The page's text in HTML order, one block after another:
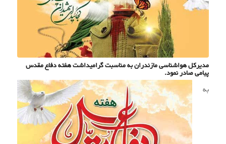
مدیرکل هواشناسی مازندران به مناسبت گرامیداشت هفته دفاع مقدس
پیامی صادر نمود.
به